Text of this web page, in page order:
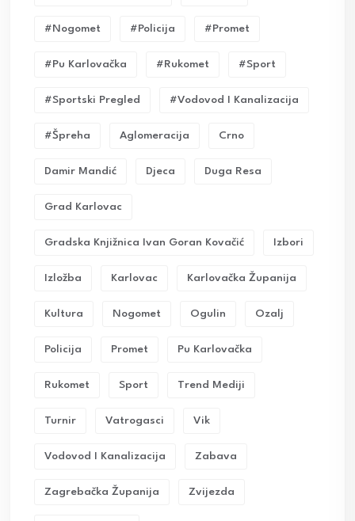
#nogomet #policija #promet
#pu Karlovačka #rukomet #sport
#sportski Pregled #vodovod I Kanalizacija
#Špreha Aglomeracija Crno
Damir Mandić Djeca Duga Resa
Grad Karlovac
Gradska Knjižnica Ivan Goran Kovačić Izbori
Izložba Karlovac Karlovačka Županija
Kultura Nogomet Ogulin Ozalj
Policija Promet Pu Karlovačka
Rukomet Sport Trend Mediji
Turnir Vatrogasci Vik
Vodovod I Kanalizacija Zabava
Zagrebačka Županija Zvijezda